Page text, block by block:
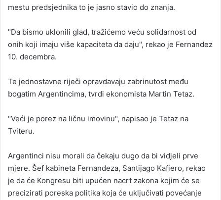
mestu predsjednika to je jasno stavio do znanja.
"Da bismo uklonili glad, tražićemo veću solidarnost od
onih koji imaju više kapaciteta da daju", rekao je Fernandez
10. decembra.
Te jednostavne riječi opravdavaju zabrinutost među
bogatim Argentincima, tvrdi ekonomista Martin Tetaz.
"Veći je porez na ličnu imovinu", napisao je Tetaz na
Tviteru.
Argentinci nisu morali da čekaju dugo da bi vidjeli prve
mjere. Šef kabineta Fernandeza, Santijago Kafiero, rekao
je da će Kongresu biti upućen nacrt zakona kojim će se
precizirati poreska politika koja će uključivati povećanje